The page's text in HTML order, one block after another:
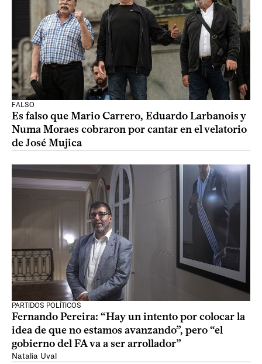
FALSO
Es falso que Mario Carrero, Eduardo Larbanois y
Numa Moraes cobraron por cantar en el velatorio
de José Mujica
PARTIDOS POLÍTICOS
Fernando Pereira: “Hay un intento por colocar la
idea de que no estamos avanzando”, pero “el
gobierno del FA va a ser arrollador”
Natalia Uval